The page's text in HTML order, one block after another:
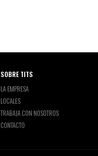
SOBRE TITS
LA EMPRESA
LOCALES
TRABAJA CON NOSOTROS
CONTACTO